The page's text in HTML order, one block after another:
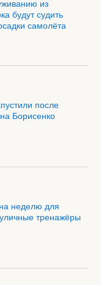
из
будут судить
самолёта
после
Борисенко
неделю для
тренажёры